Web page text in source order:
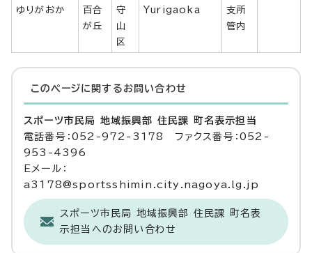
ゆりがおか
百合
が丘
守
山
区
Yurigaoka
支所
管内
このページに関する お問い合わせ
スポーツ市民局 地域振興部 住民課 町名表示担当
電話番号：052-972-3178 ファクス番号：052-
953-4396
Eメール：
a3178@sportsshimin.city.nagoya.lg.jp
スポーツ市民局 地域振興部 住民課 町名表
示担当へのお問い合わせ